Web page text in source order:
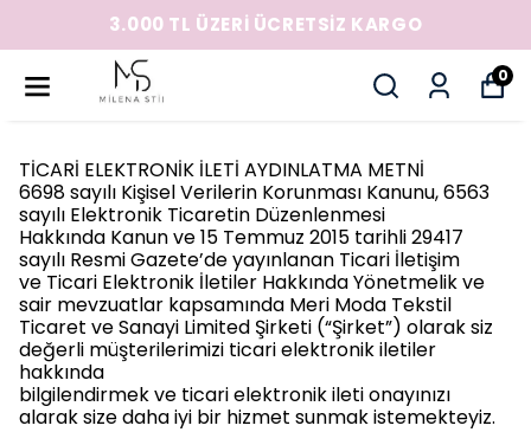
3.000 TL ÜZERİ ÜCRETSİZ KARGO
0
TİCARİ ELEKTRONİK İLETİ AYDINLATMA METNİ
6698 sayılı Kişisel Verilerin Korunması Kanunu, 6563
sayılı Elektronik Ticaretin Düzenlenmesi
Hakkında Kanun ve 15 Temmuz 2015 tarihli 29417
sayılı Resmi Gazete’de yayınlanan Ticari İletişim
ve Ticari Elektronik İletiler Hakkında Yönetmelik ve
sair mevzuatlar kapsamında Meri Moda Tekstil
Ticaret ve Sanayi Limited Şirketi (“Şirket”) olarak siz
değerli müşterilerimizi ticari elektronik iletiler
hakkında
bilgilendirmek ve ticari elektronik ileti onayınızı
alarak size daha iyi bir hizmet sunmak istemekteyiz.